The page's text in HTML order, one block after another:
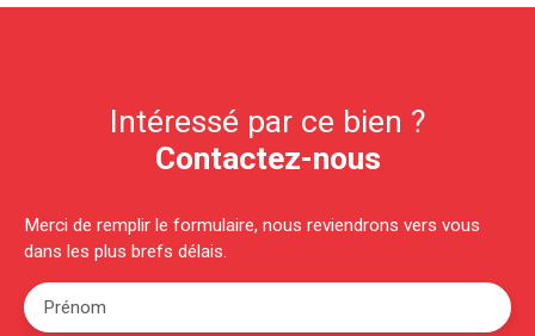
Intéressé par ce bien ?
Contactez-nous
Merci de remplir le formulaire, nous reviendrons vers vous
dans les plus brefs délais.
Prénom